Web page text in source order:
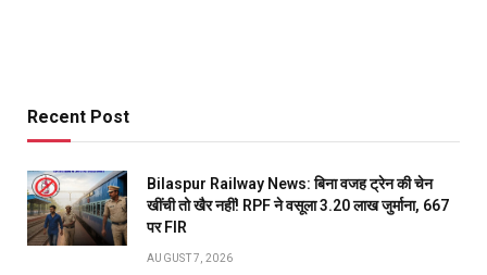
Recent Post
Bilaspur Railway News: बिना वजह ट्रेन की चेन
खींची तो खैर नहीं! RPF ने वसूला 3.20 लाख जुर्माना, 667
पर FIR
AUGUST 7, 2026